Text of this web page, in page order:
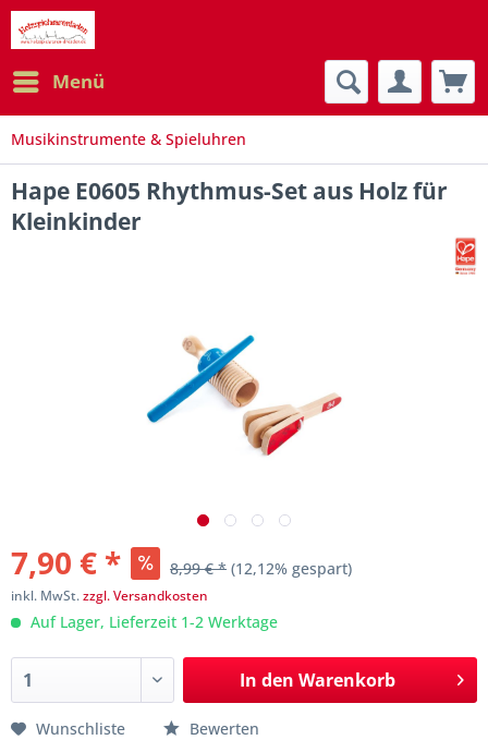
Menü
Musikinstrumente & Spieluhren
Hape E0605 Rhythmus-Set aus Holz für
Kleinkinder
7,90 € * 8,99 € * (12,12% gespart)
inkl. MwSt.zzgl. Versandkosten
Auf Lager, Lieferzeit 1-2 Werktage
In den Warenkorb
Wunschliste Bewerten